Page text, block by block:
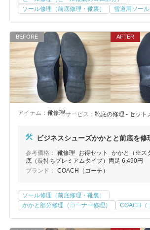
ソール修理（前底修理・靴裏）
雪道用ソール
アイテム： 靴修理サービス： 靴底の修理 - セット
ビジネスシューズかかとと前底を修
参考価格：
靴修理_お得セット_かかと（※ス
底（長持ちプレミアムタイプ）両足 6,490円
ブランド：
COACH（コーチ）
ソール修理（前底修理・靴裏）
かかと部分修理（コーナー修理）
COACH（